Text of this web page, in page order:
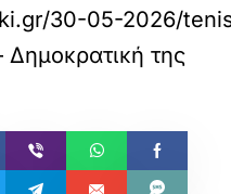
30-05-2026/
Δημοκρατική της